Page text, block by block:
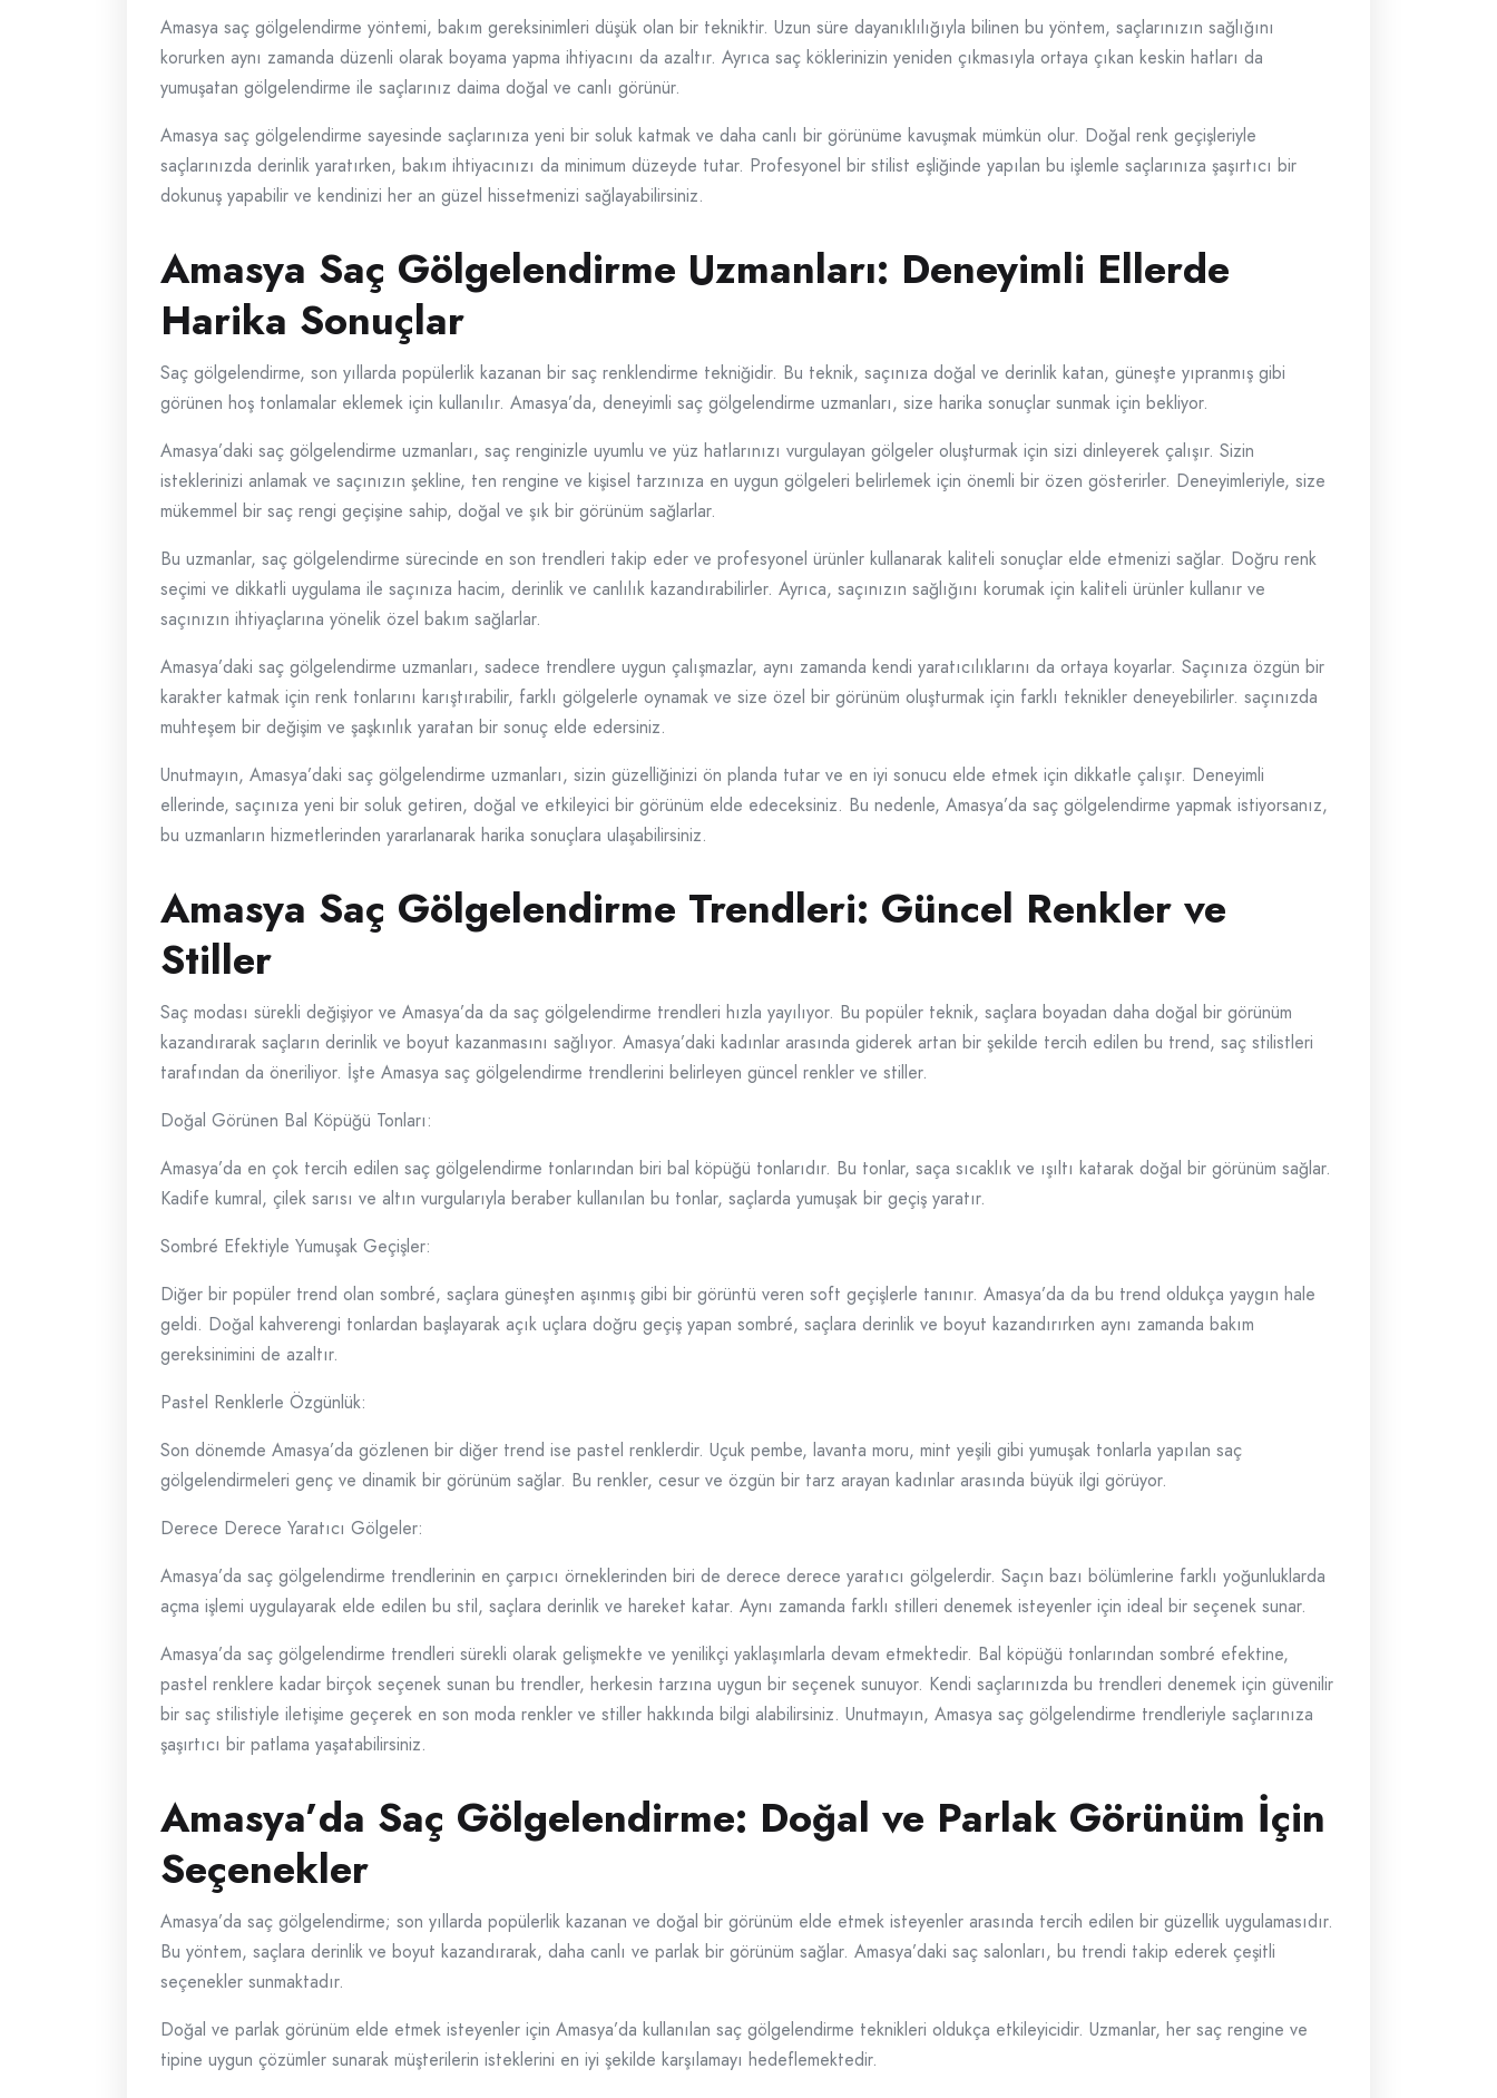
Amasya saç gölgelendirme yöntemi, bakım gereksinimleri düşük olan bir tekniktir. Uzun süre dayanıklılığıyla bilinen bu yöntem, saçlarınızın sağlığını
korurken aynı zamanda düzenli olarak boyama yapma ihtiyacını da azaltır. Ayrıca saç köklerinizin yeniden çıkmasıyla ortaya çıkan keskin hatları da
yumuşatan gölgelendirme ile saçlarınız daima doğal ve canlı görünür.
Amasya saç gölgelendirme sayesinde saçlarınıza yeni bir soluk katmak ve daha canlı bir görünüme kavuşmak mümkün olur. Doğal renk geçişleriyle
saçlarınızda derinlik yaratırken, bakım ihtiyacınızı da minimum düzeyde tutar. Profesyonel bir stilist eşliğinde yapılan bu işlemle saçlarınıza şaşırtıcı bir
dokunuş yapabilir ve kendinizi her an güzel hissetmenizi sağlayabilirsiniz.
Amasya Saç Gölgelendirme Uzmanları: Deneyimli Ellerde
Harika Sonuçlar
Saç gölgelendirme, son yıllarda popülerlik kazanan bir saç renklendirme tekniğidir. Bu teknik, saçınıza doğal ve derinlik katan, güneşte yıpranmış gibi
görünen hoş tonlamalar eklemek için kullanılır. Amasya’da, deneyimli saç gölgelendirme uzmanları, size harika sonuçlar sunmak için bekliyor.
Amasya’daki saç gölgelendirme uzmanları, saç renginizle uyumlu ve yüz hatlarınızı vurgulayan gölgeler oluşturmak için sizi dinleyerek çalışır. Sizin
isteklerinizi anlamak ve saçınızın şekline, ten rengine ve kişisel tarzınıza en uygun gölgeleri belirlemek için önemli bir özen gösterirler. Deneyimleriyle, size
mükemmel bir saç rengi geçişine sahip, doğal ve şık bir görünüm sağlarlar.
Bu uzmanlar, saç gölgelendirme sürecinde en son trendleri takip eder ve profesyonel ürünler kullanarak kaliteli sonuçlar elde etmenizi sağlar. Doğru renk
seçimi ve dikkatli uygulama ile saçınıza hacim, derinlik ve canlılık kazandırabilirler. Ayrıca, saçınızın sağlığını korumak için kaliteli ürünler kullanır ve
saçınızın ihtiyaçlarına yönelik özel bakım sağlarlar.
Amasya’daki saç gölgelendirme uzmanları, sadece trendlere uygun çalışmazlar, aynı zamanda kendi yaratıcılıklarını da ortaya koyarlar. Saçınıza özgün bir
karakter katmak için renk tonlarını karıştırabilir, farklı gölgelerle oynamak ve size özel bir görünüm oluşturmak için farklı teknikler deneyebilirler. saçınızda
muhteşem bir değişim ve şaşkınlık yaratan bir sonuç elde edersiniz.
Unutmayın, Amasya’daki saç gölgelendirme uzmanları, sizin güzelliğinizi ön planda tutar ve en iyi sonucu elde etmek için dikkatle çalışır. Deneyimli
ellerinde, saçınıza yeni bir soluk getiren, doğal ve etkileyici bir görünüm elde edeceksiniz. Bu nedenle, Amasya’da saç gölgelendirme yapmak istiyorsanız,
bu uzmanların hizmetlerinden yararlanarak harika sonuçlara ulaşabilirsiniz.
Amasya Saç Gölgelendirme Trendleri: Güncel Renkler ve
Stiller
Saç modası sürekli değişiyor ve Amasya’da da saç gölgelendirme trendleri hızla yayılıyor. Bu popüler teknik, saçlara boyadan daha doğal bir görünüm
kazandırarak saçların derinlik ve boyut kazanmasını sağlıyor. Amasya’daki kadınlar arasında giderek artan bir şekilde tercih edilen bu trend, saç stilistleri
tarafından da öneriliyor. İşte Amasya saç gölgelendirme trendlerini belirleyen güncel renkler ve stiller.
Doğal Görünen Bal Köpüğü Tonları:
Amasya’da en çok tercih edilen saç gölgelendirme tonlarından biri bal köpüğü tonlarıdır. Bu tonlar, saça sıcaklık ve ışıltı katarak doğal bir görünüm sağlar.
Kadife kumral, çilek sarısı ve altın vurgularıyla beraber kullanılan bu tonlar, saçlarda yumuşak bir geçiş yaratır.
Sombré Efektiyle Yumuşak Geçişler:
Diğer bir popüler trend olan sombré, saçlara güneşten aşınmış gibi bir görüntü veren soft geçişlerle tanınır. Amasya’da da bu trend oldukça yaygın hale
geldi. Doğal kahverengi tonlardan başlayarak açık uçlara doğru geçiş yapan sombré, saçlara derinlik ve boyut kazandırırken aynı zamanda bakım
gereksinimini de azaltır.
Pastel Renklerle Özgünlük:
Son dönemde Amasya’da gözlenen bir diğer trend ise pastel renklerdir. Uçuk pembe, lavanta moru, mint yeşili gibi yumuşak tonlarla yapılan saç
gölgelendirmeleri genç ve dinamik bir görünüm sağlar. Bu renkler, cesur ve özgün bir tarz arayan kadınlar arasında büyük ilgi görüyor.
Derece Derece Yaratıcı Gölgeler:
Amasya’da saç gölgelendirme trendlerinin en çarpıcı örneklerinden biri de derece derece yaratıcı gölgelerdir. Saçın bazı bölümlerine farklı yoğunluklarda
açma işlemi uygulayarak elde edilen bu stil, saçlara derinlik ve hareket katar. Aynı zamanda farklı stilleri denemek isteyenler için ideal bir seçenek sunar.
Amasya’da saç gölgelendirme trendleri sürekli olarak gelişmekte ve yenilikçi yaklaşımlarla devam etmektedir. Bal köpüğü tonlarından sombré efektine,
pastel renklere kadar birçok seçenek sunan bu trendler, herkesin tarzına uygun bir seçenek sunuyor. Kendi saçlarınızda bu trendleri denemek için güvenilir
bir saç stilistiyle iletişime geçerek en son moda renkler ve stiller hakkında bilgi alabilirsiniz. Unutmayın, Amasya saç gölgelendirme trendleriyle saçlarınıza
şaşırtıcı bir patlama yaşatabilirsiniz.
Amasya’da Saç Gölgelendirme: Doğal ve Parlak Görünüm İçin
Seçenekler
Amasya’da saç gölgelendirme; son yıllarda popülerlik kazanan ve doğal bir görünüm elde etmek isteyenler arasında tercih edilen bir güzellik uygulamasıdır.
Bu yöntem, saçlara derinlik ve boyut kazandırarak, daha canlı ve parlak bir görünüm sağlar. Amasya’daki saç salonları, bu trendi takip ederek çeşitli
seçenekler sunmaktadır.
Doğal ve parlak görünüm elde etmek isteyenler için Amasya’da kullanılan saç gölgelendirme teknikleri oldukça etkileyicidir. Uzmanlar, her saç rengine ve
tipine uygun çözümler sunarak müşterilerin isteklerini en iyi şekilde karşılamayı hedeflemektedir.